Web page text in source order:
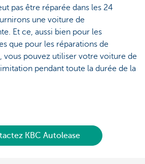
pas être réparée dans les 24
une voiture de
Et ce, aussi bien pour les
que pour les réparations de
vous pouvez utiliser votre voiture de
pendant toute la durée de la
KBC Autolease